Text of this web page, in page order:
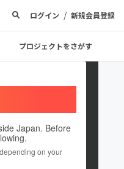
ログイン / 新規会員登録
プロジェクトをさがす
Japan. Before
on your